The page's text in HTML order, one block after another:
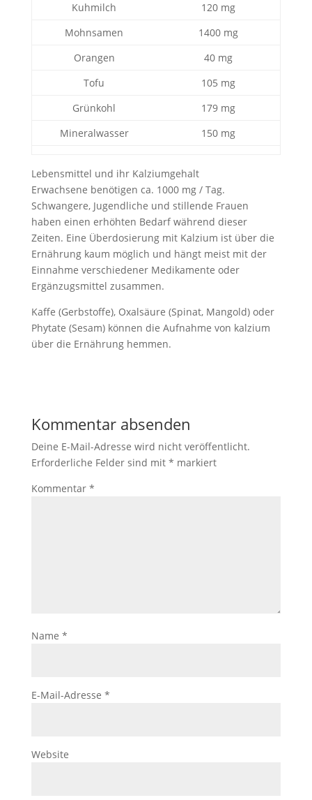
Kuhmilch
120 mg
Mohnsamen
1400 mg
Orangen
40 mg
Tofu
105 mg
Grünkohl
179 mg
Mineralwasser
150 mg
Lebensmittel und ihr Kalziumgehalt
Erwachsene benötigen ca. 1000 mg / Tag.
Schwangere, Jugendliche und stillende Frauen
haben einen erhöhten Bedarf während dieser
Zeiten. Eine Überdosierung mit Kalzium ist über die
Ernährung kaum möglich und hängt meist mit der
Einnahme verschiedener Medikamente oder
Ergänzugsmittel zusammen.
Kaffe (Gerbstoffe), Oxalsäure (Spinat, Mangold) oder
Phytate (Sesam) können die Aufnahme von kalzium
über die Ernährung hemmen.
Kommentar absenden
Deine E-Mail-Adresse wird nicht veröffentlicht.
Erforderliche Felder sind mit * markiert
Kommentar *
Name *
E-Mail-Adresse *
Website